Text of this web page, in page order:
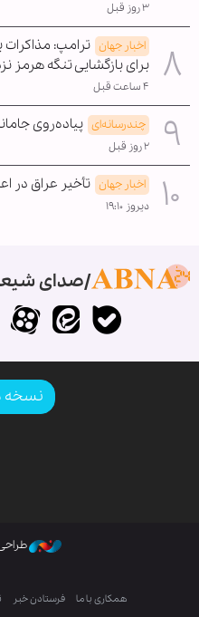
۳ روز قبل
اخبار جهان ترامپ: مذاکرات
برای بازگشایی تنگه هرمز
۴ ساعت قبل
چندرسانه‌ای پیاده‌روی
۲ روز قبل
اخبار جهان تأخیر عراق در
دیروز ۱۹:۱۰
صدای
نسخه
همکاری با ما فرستادن خبر